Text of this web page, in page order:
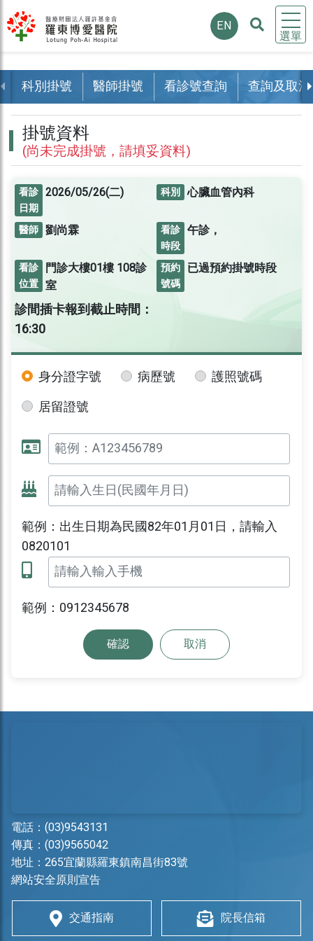
選單
EN
科別掛號 醫師掛號 看診號查詢 查詢及取消
掛號資料
(尚未完成掛號，請填妥資料)
看診
日期
2026/05/26(二) 科別 心臟血管內科
醫師 劉尚霖
看診
時段
午診，
看診
位置
門診大樓01樓 108診
室
預約
號碼
已過預約掛號時段
診間插卡報到截止時間：
16:30
身分證字號 病歷號
護照號碼
居留證號
範例：出生日期為民國82年01月01日，請輸入
0820101
範例：0912345678
確認 取消
電話： (03)9543131
傳真：(03)9565042
地址： 265宜蘭縣羅東鎮南昌街83號
網站安全原則宣告
交通指南 院長信箱